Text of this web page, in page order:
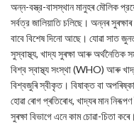
অন্ন-বস্ত্র-বাসস্থান মানুহৰ মৌলিক
সর্বত্র জালিয়াতি চলিছে। অন্নৰ
বাবে বিশেষ দিনো আছে। যোৱা সাত
সুস্বাস্থ্য, খাদ্য সুৰক্ষা আৰু অর্থনৈতিক
বিশ্ব স্বাস্থ্য সংস্থা (WHO) আৰু
বিশ্বজুৰি স্বীকৃত। বিষাক্ত বা
হোৱা ৰোগ প্ৰতিৰোধ, খাদ্যৰ মান
সুৰক্ষা বিভাগে এনে কাম চোৱা-চিতা